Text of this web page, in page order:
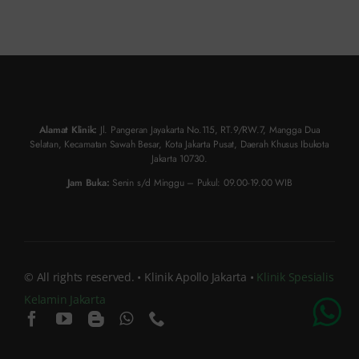
Alamat Klinik: Jl. Pangeran Jayakarta No.115, RT.9/RW.7, Mangga Dua
Selatan, Kecamatan Sawah Besar, Kota Jakarta Pusat, Daerah Khusus Ibukota
Jakarta 10730.
Jam Buka: Senin s/d Minggu – Pukul: 09.00-19.00 WIB
© All rights reserved. • Klinik Apollo Jakarta • Klinik Spesialis
Kelamin Jakarta